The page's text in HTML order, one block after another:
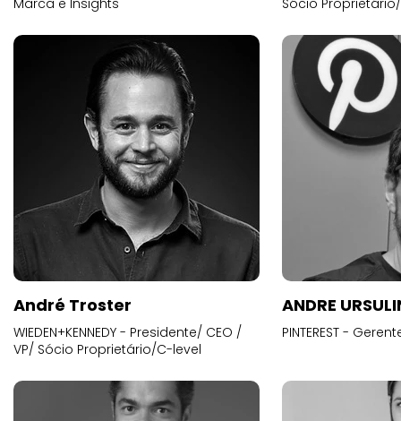
Marca e Insights
Sócio
André Troster
WIEDEN+KENNEDY - Presidente/ CEO /
VP/ Sócio Proprietário/C-level
ANDRE
PINTEREST -